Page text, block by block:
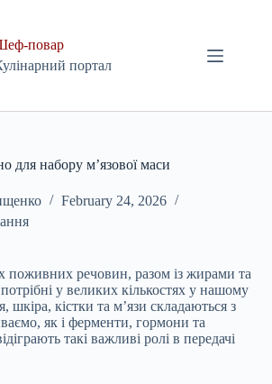
повар
портал
для набору м’язової маси
February 24, 2026
поживних речовин, разом із жирами та
у великих кількостях у нашому
шкіра, кістки та м’язи складаються з
як і ферменти, гормони та
такі важливі ролі в передачі